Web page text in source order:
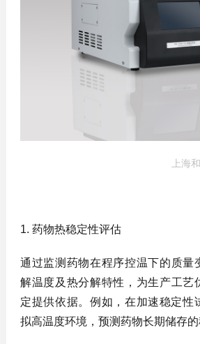
上海
1. ‌药物热稳定性评估‌
通过监测药物在程序控温下的质量
解温度及热分解特性，为生产工艺
定提供依据。例如，在加速稳定性
拟高温度环境，预测药物长期储存的